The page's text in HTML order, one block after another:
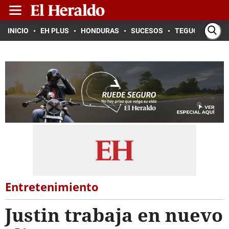
INICIO EH PLUS HONDURAS SUCESOS TEGUCIGALPA
Entretenimiento
Justin trabaja en nuevo